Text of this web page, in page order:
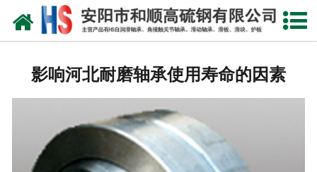
网站首页
新闻中心
产品性能
影响河北耐磨轴承使用寿命的因素